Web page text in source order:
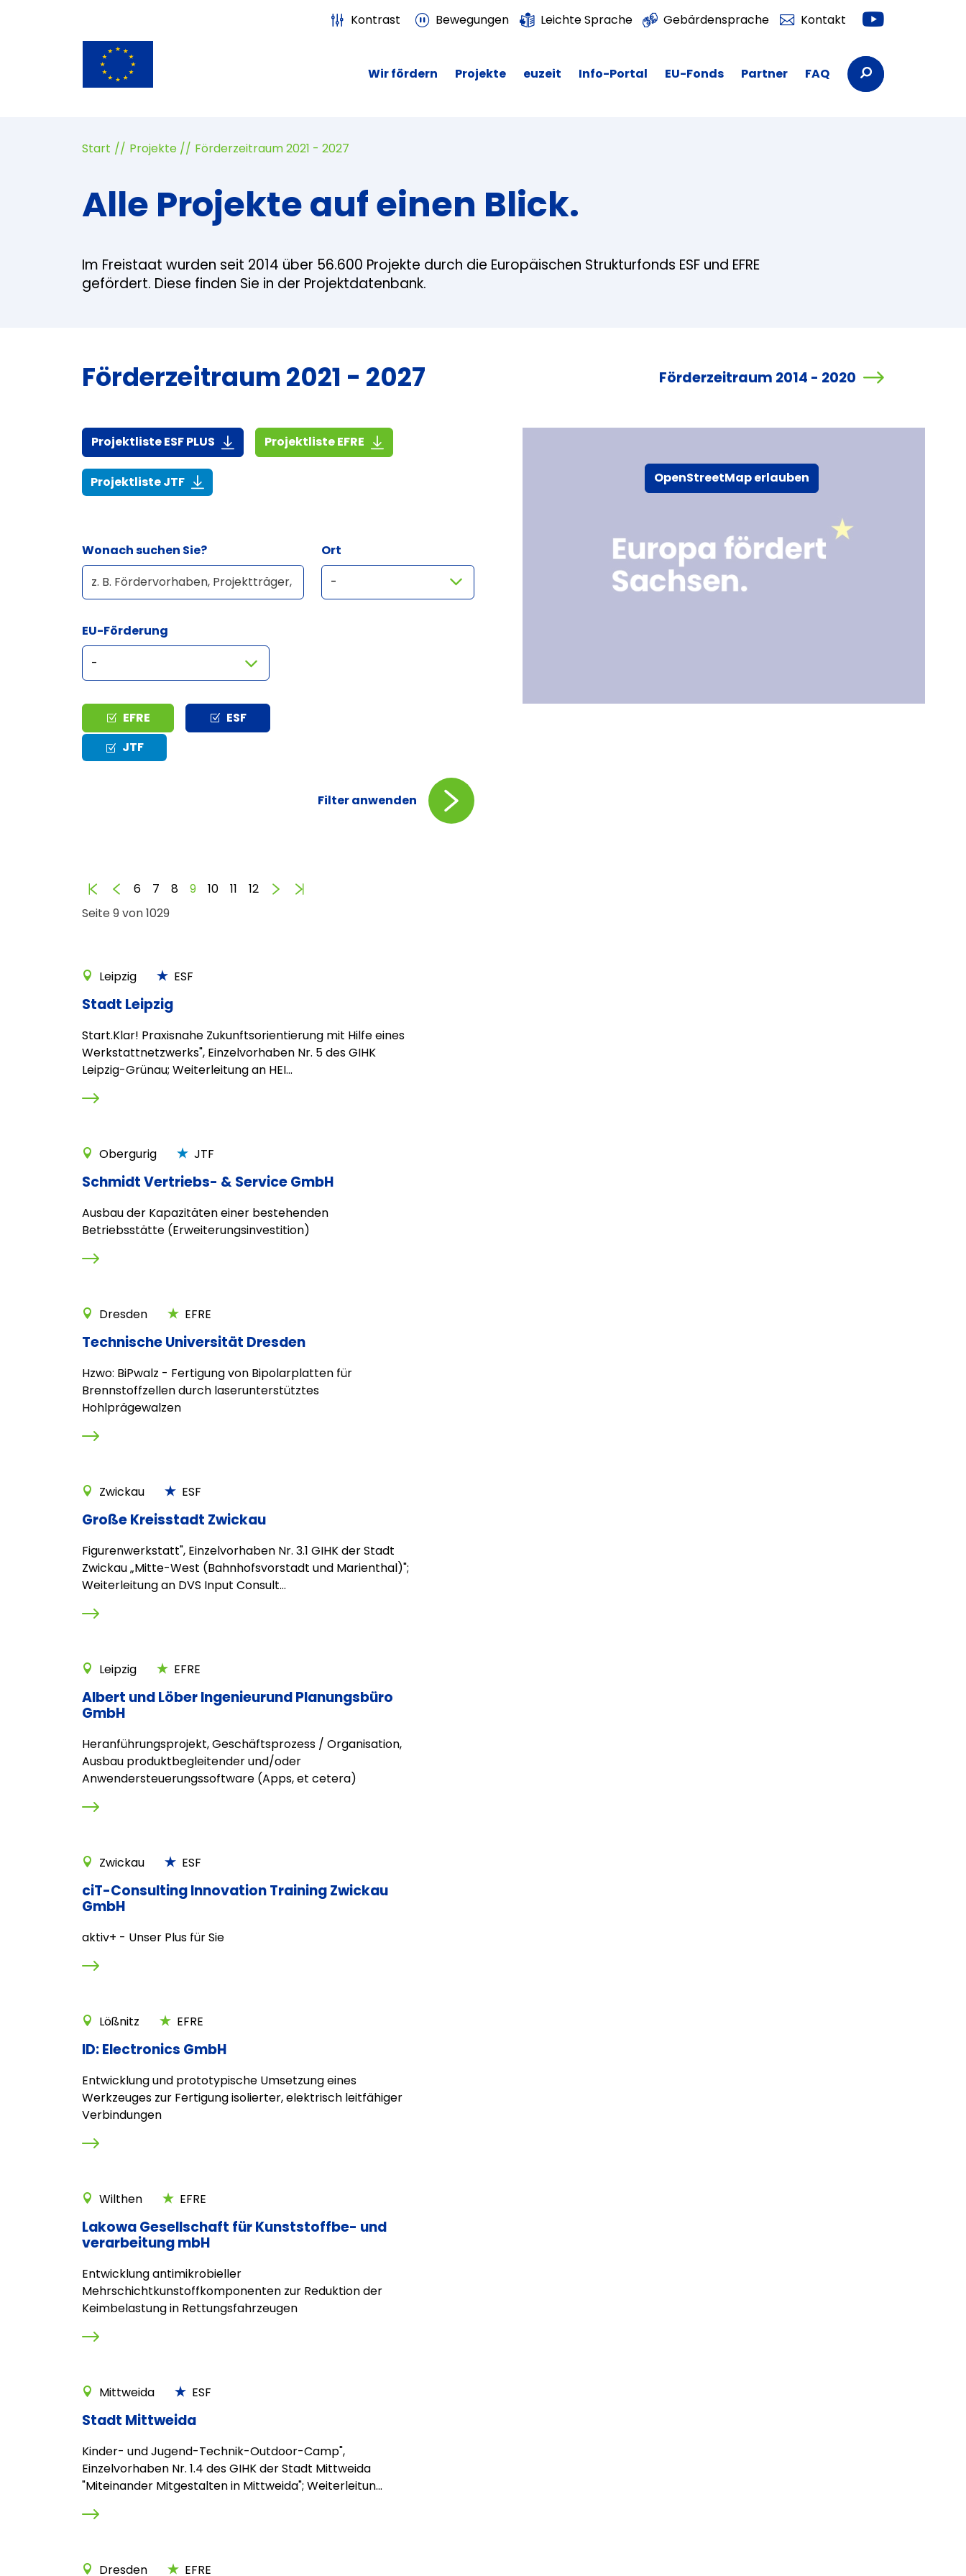
Kontrast Bewegungen Leichte Sprache Gebärdensprache Kontakt Youtube
Wir fördern Projekte euzeit Info-Portal EU-Fonds Partner FAQ Suchbegriffe
Start Projekte Förderzeitraum 2021 - 2027
Alle Projekte auf einen Blick.
Im Freistaat wurden seit 2014 über 56.600 Projekte durch die Europäischen Strukturfonds ESF und EFRE
gefördert. Diese finden Sie in der Projektdatenbank.
Förderzeitraum 2021 - 2027 Förderzeitraum 2014 - 2020
Projektliste ESF PLUS (916,7 KiB)Projektliste EFRE (1,4 MiB)
Projektliste JTF(268,6 KiB)
Wonach suchen Sie? Ort
EU-Förderung
Typ EFRE
ESF
JTF
Filter anwenden
Seite 9 von 1029
AnfangZurück
6 7 8 9 10 11 12 Vorwärts
Leipzig ESF
Stadt Leipzig
Start.Klar! Praxisnahe Zukunftsorientierung mit Hilfe eines
Werkstattnetzwerks", Einzelvorhaben Nr. 5 des GIHK
Leipzig-Grünau; Weiterleitung an HEI...
Obergurig JTF
Schmidt Vertriebs- & Service GmbH
Ausbau der Kapazitäten einer bestehenden
Betriebsstätte (Erweiterungsinvestition)
Dresden EFRE
Technische Universität Dresden
Hzwo: BiPwalz - Fertigung von Bipolarplatten für
Brennstoffzellen durch laserunterstütztes
Hohlprägewalzen
Zwickau ESF
Große Kreisstadt Zwickau
Figurenwerkstatt", Einzelvorhaben Nr. 3.1 GIHK der Stadt
Zwickau „Mitte-West (Bahnhofsvorstadt und Marienthal)";
Weiterleitung an DVS Input Consult...
Leipzig EFRE
Albert und Löber Ingenieurund Planungsbüro
GmbH
Heranführungsprojekt, Geschäftsprozess / Organisation,
Ausbau produktbegleitender und/oder
Anwendersteuerungssoftware (Apps, et cetera)
Zwickau ESF
ciT-Consulting Innovation Training Zwickau
GmbH
aktiv+ - Unser Plus für Sie
Lößnitz EFRE
ID: Electronics GmbH
Entwicklung und prototypische Umsetzung eines
Werkzeuges zur Fertigung isolierter, elektrisch leitfähiger
Verbindungen
Wilthen EFRE
Lakowa Gesellschaft für Kunststoffbe- und
verarbeitung mbH
Entwicklung antimikrobieller
Mehrschichtkunstoffkomponenten zur Reduktion der
Keimbelastung in Rettungsfahrzeugen
Mittweida ESF
Stadt Mittweida
Kinder- und Jugend-Technik-Outdoor-Camp",
Einzelvorhaben Nr. 1.4 des GIHK der Stadt Mittweida
"Miteinander Mitgestalten in Mittweida"; Weiterleitun...
Dresden EFRE
OpenStreetMap erlauben